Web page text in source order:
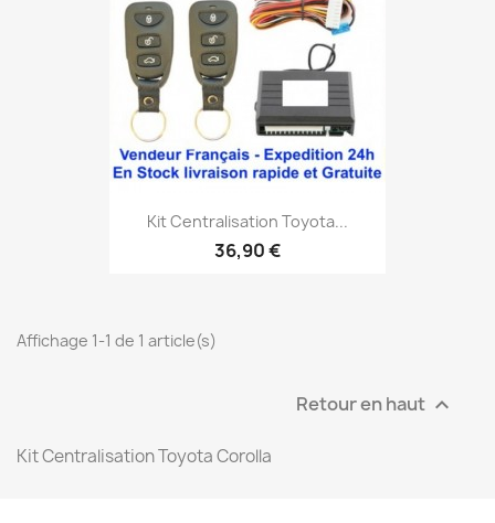
Kit Centralisation Toyota...
36,90 €
Affichage 1-1 de 1 article(s)
Retour en haut 
Kit Centralisation Toyota Corolla